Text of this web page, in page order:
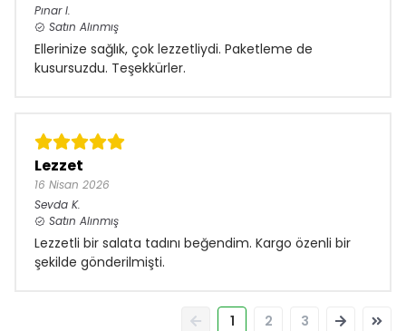
Pınar I.
Satın Alınmış
Ellerinize sağlık, çok lezzetliydi. Paketleme de
kusursuzdu. Teşekkürler.
Lezzet
16 Nisan 2026
Sevda K.
Satın Alınmış
Lezzetli bir salata tadını beğendim. Kargo özenli bir
şekilde gönderilmişti.
1 2 3